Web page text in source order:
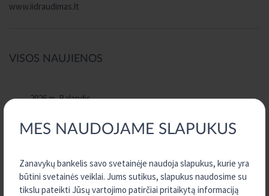
MES NAUDOJAME SLAPUKUS
Zanavykų bankelis savo svetainėje naudoja slapukus, kurie yra
būtini svetainės veiklai. Jums sutikus, slapukus naudosime su
tikslu pateikti Jūsų vartojimo patirčiai pritaikytą informaciją
www.iidraudimas.lt
VISOS NAUJIENOS
2026 m. Balandis
2025 m. Gruodis
2025 m. Rugpjūtis
2025 m. Liepa